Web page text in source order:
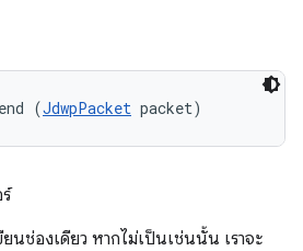
(JdwpPacket packet)
ยนช่องเดียว หากไม่เป็นเช่นนั้น เราจะ